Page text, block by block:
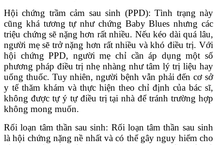
Hội chứng trầm cảm sau sinh (PPD): Tình trạng này
cũng khá tương tự như chứng Baby Blues nhưng các
triệu chứng sẽ nặng hơn rất nhiều. Nếu kéo dài quá lâu,
người mẹ sẽ trở nặng hơn rất nhiều và khó điều trị. Với
hội chứng PPD, người mẹ chỉ cần áp dụng một số
phương pháp điều trị nhẹ nhàng như tâm lý trị liệu hay
uống thuốc. Tuy nhiên, người bệnh vẫn phải đến cơ sở
y tế thăm khám và thực hiện theo chỉ định của bác sĩ,
không được tự ý tự điều trị tại nhà để tránh trường hợp
không mong muốn.
Rối loạn tâm thần sau sinh: Rối loạn tâm thần sau sinh
là hội chứng nặng nề nhất và có thể gây nguy hiểm cho